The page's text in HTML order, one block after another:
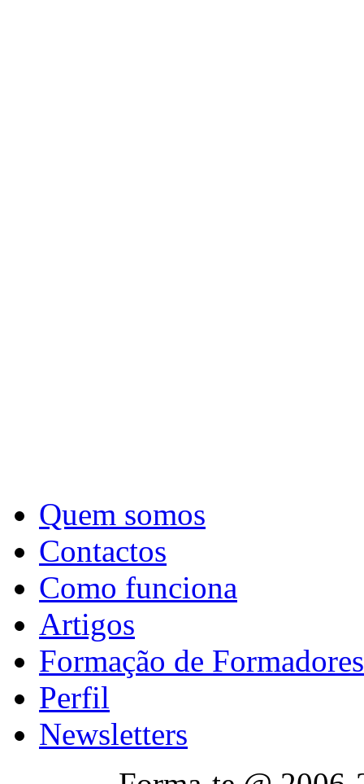
Quem somos
Contactos
Como funciona
Artigos
Formação de Formadores
Perfil
Newsletters